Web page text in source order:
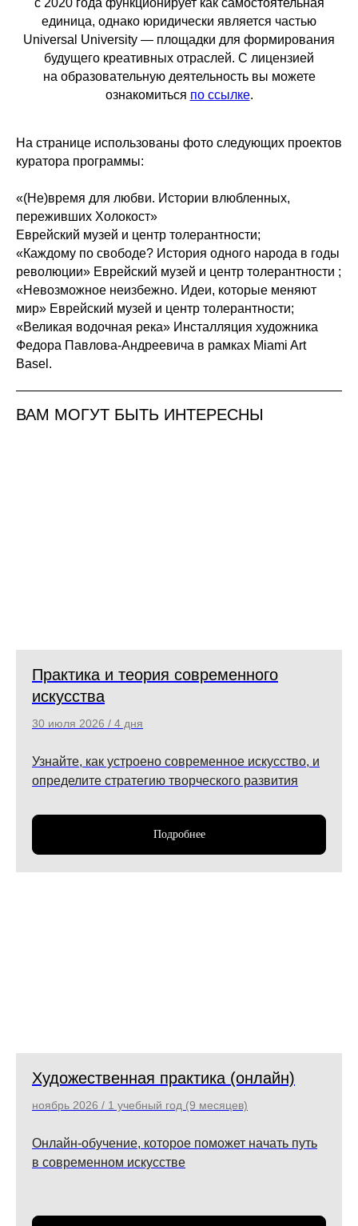
единица, однако юридически является частью
Universal University — площадки для формирования
будущего креативных отраслей. С лицензией
на образовательную деятельность вы можете
ознакомиться по ссылке.
На странице использованы фото следующих проектов
куратора программы:
«(Не)время для любви. Истории влюбленных,
переживших Холокост»
Еврейский музей и центр толерантности;
«Каждому по свободе? История одного народа в годы
революции» Еврейский музей и центр толерантности ;
«Невозможное неизбежно. Идеи, которые меняют
мир» Еврейский музей и центр толерантности;
«Великая водочная река» Инсталляция художника
Федора Павлова-Андреевича в рамках Miami Art
Basel.
ВАМ МОГУТ БЫТЬ ИНТЕРЕСНЫ
Практика и теория современного
искусства
30 июля 2026 / 4 дня
Узнайте, как устроено современное искусство, и
определите стратегию творческого развития
Подробнее
Художественная практика (онлайн)
ноябрь 2026 / 1 учебный год (9 месяцев)
Онлайн-обучение, которое поможет начать путь
в современном искусстве
Мы находимся:
Москва, Центр дизайна Artplay,
ул. Нижняя Сыромятническая, д. 10, стр. 3